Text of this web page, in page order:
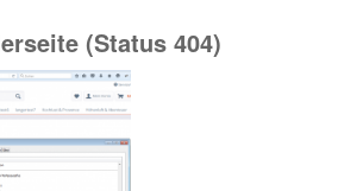
(Status 404)